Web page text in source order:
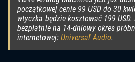
początkowej cenie 99 USD do 30
wtyczka będzie kosztować 199
bezpłatnie na 14-dniowy okres
internetowej: Universal Audio.